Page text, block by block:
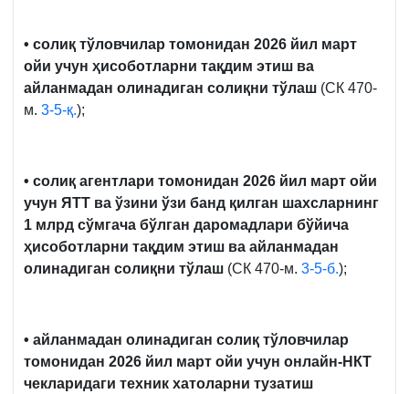
• солиқ тўловчилар томонидан 2026 йил март
ойи учун ҳисоботларни тақдим этиш ва
айланмадан олинадиган солиқни тўлаш (СК 470-
м. 3-5-қ.);
• солиқ агентлари томонидан 2026 йил март ойи
учун ЯТТ ва ўзини ўзи банд қилган шахсларнинг
1 млрд сўмгача бўлган даромадлари бўйича
ҳисоботларни тақдим этиш ва айланмадан
олинадиган солиқни тўлаш (СК 470-м. 3-5-б.);
• айланмадан олинадиган солиқ тўловчилар
томонидан 2026 йил март ойи учун онлайн-НКТ
чекларидаги техник хатоларни тузатиш